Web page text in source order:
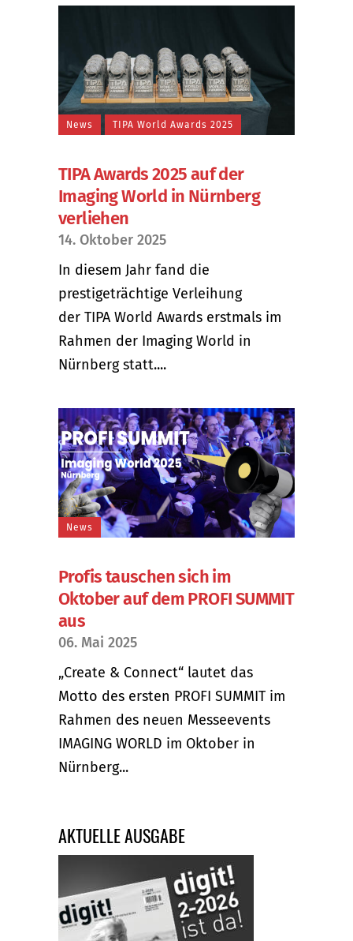
News TIPA World Awards 2025
TIPA Awards 2025 auf der
Imaging World in Nürnberg
verliehen
14. Oktober 2025
In diesem Jahr fand die
prestigeträchtige Verleihung
der TIPA World Awards erstmals im
Rahmen der Imaging World in
Nürnberg statt....
News
Profis tauschen sich im
Oktober auf dem PROFI SUMMIT
aus
06. Mai 2025
„Create & Connect“ lautet das
Motto des ersten PROFI SUMMIT im
Rahmen des neuen Messeevents
IMAGING WORLD im Oktober in
Nürnberg...
AKTUELLE AUSGABE